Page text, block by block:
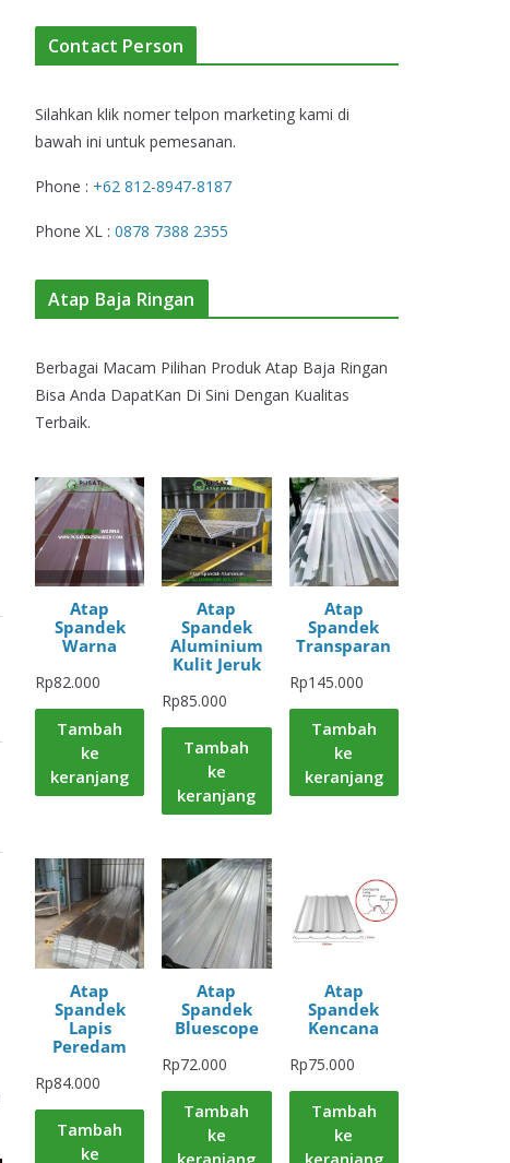
Contact Person
Silahkan klik nomer telpon marketing kami di
bawah ini untuk pemesanan.
Phone : +62 812-8947-8187
Phone XL : 0878 7388 2355
Atap Baja Ringan
Berbagai Macam Pilihan Produk Atap Baja Ringan
Bisa Anda DapatKan Di Sini Dengan Kualitas
Terbaik.
Atap
Spandek
Warna
Rp82.000
Tambah
ke
keranjang
Atap
Spandek
Aluminium
Kulit Jeruk
Rp85.000
Tambah
ke
keranjang
Atap
Spandek
Transparan
Rp145.000
Tambah
ke
keranjang
Atap
Spandek
Lapis
Peredam
Rp84.000
Tambah
ke
Atap
Spandek
Bluescope
Rp72.000
Tambah
ke
keranjang
Atap
Spandek
Kencana
Rp75.000
Tambah
ke
keranjang